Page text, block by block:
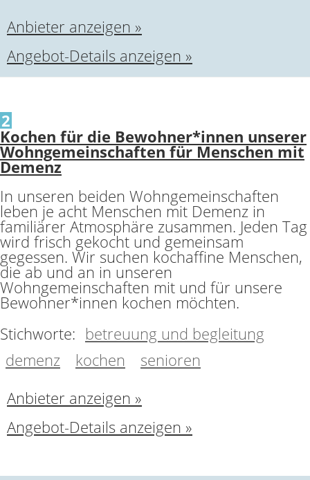
Anbieter anzeigen »
Angebot-Details anzeigen »
2
Kochen für die Bewohner*innen unserer
Wohngemeinschaften für Menschen mit
Demenz
In unseren beiden Wohngemeinschaften
leben je acht Menschen mit Demenz in
familiärer Atmosphäre zusammen. Jeden Tag
wird frisch gekocht und gemeinsam
gegessen. Wir suchen kochaffine Menschen,
die ab und an in unseren
Wohngemeinschaften mit und für unsere
Bewohner*innen kochen möchten.
Stichworte: betreuung und begleitung
demenz
kochen
senioren
Anbieter anzeigen »
Angebot-Details anzeigen »